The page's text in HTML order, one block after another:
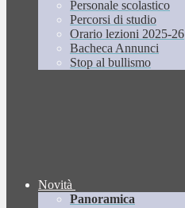
Personale scolastico
Percorsi di studio
Orario lezioni 2025-26
Bacheca Annunci
Stop al bullismo
Novità
Panoramica